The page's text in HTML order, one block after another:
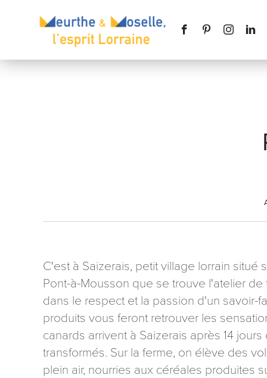
C'est à Saizerais, petit village lorrain situé
Pont-à-Mousson que se trouve l'atelier
dans le respect et la passion d'un savoir-
produits vous feront retrouver les
canards arrivent à Saizerais après 14
transformés. Sur la ferme, on élève des
plein air, nourries aux céréales produites
Les
mention